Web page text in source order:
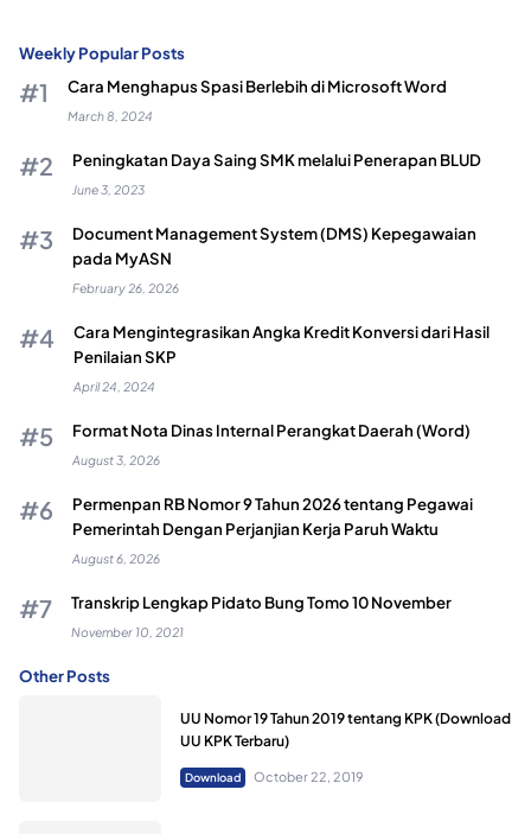
Weekly Popular Posts
Cara Menghapus Spasi Berlebih di Microsoft Word
March 8, 2024
Peningkatan Daya Saing SMK melalui Penerapan BLUD
June 3, 2023
Document Management System (DMS) Kepegawaian
pada MyASN
February 26, 2026
Cara Mengintegrasikan Angka Kredit Konversi dari Hasil
Penilaian SKP
April 24, 2024
Format Nota Dinas Internal Perangkat Daerah (Word)
August 3, 2026
Permenpan RB Nomor 9 Tahun 2026 tentang Pegawai
Pemerintah Dengan Perjanjian Kerja Paruh Waktu
August 6, 2026
Transkrip Lengkap Pidato Bung Tomo 10 November
November 10, 2021
Other Posts
UU Nomor 19 Tahun 2019 tentang KPK (Download
UU KPK Terbaru)
Download October 22, 2019